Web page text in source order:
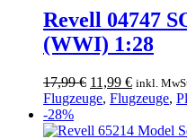
Revell 04747
(WWI) 1:28
17,99€ Ursprünglicher
Preis
17,99 €
11,99 €Aktueller
Preis
11,99 €.
inkl.
Flugzeuge, Flugzeuge,
-28%